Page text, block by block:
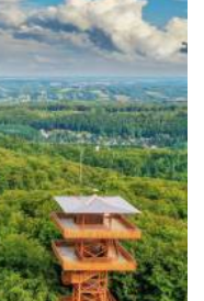
II.-
in